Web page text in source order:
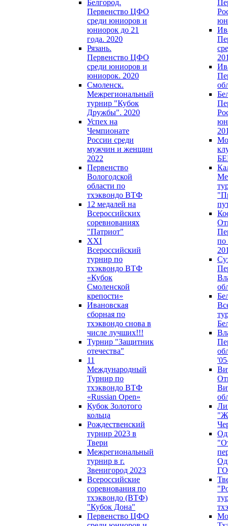
Белгород.
Первенство ЦФО
среди юниоров и
юниорок до 21
года. 2020
Рязань.
Первенство ЦФО
среди юниоров и
юниорок. 2020
Смоленск.
Межрегиональный
турнир "Кубок
Дружбы". 2020
Успех на
Чемпионате
России среди
мужчин и женщин
2022
Первенство
Вологодской
области по
тхэквондо ВТФ
12 медалей на
Всероссийских
соревнованиях
"Патриот"
XXI
Всероссийский
турнир по
тхэквондо ВТФ
«Кубок
Смоленской
крепости»
Ивановская
сборная по
тхэквондо снова в
числе лучших!!!
Турнир "Защитник
отечества"
11
Международный
Турнир по
тхэквондо ВТФ
«Russian Open»
Кубок Золотого
кольца
Рождественский
турнир 2023 в
Твери
Межрегиональный
турнир в г.
Звенигород 2023
Всероссийские
соревнования по
тхэквондо (ВТФ)
"Кубок Дона"
Первенство ЦФО
по